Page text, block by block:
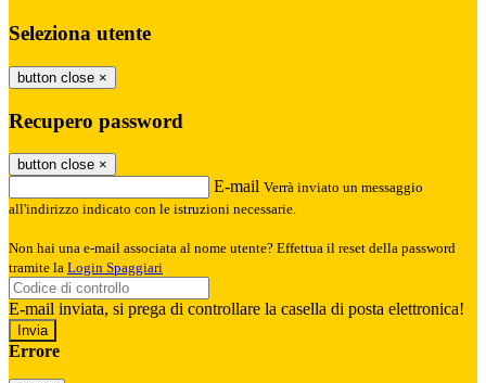
Seleziona utente
button close ×
Recupero password
button close ×
E-mail Verrà inviato un messaggio
all'indirizzo indicato con le istruzioni necessarie.
Non hai una e-mail associata al nome utente? Effettua il reset della password
tramite la Login Spaggiari
E-mail inviata, si prega di controllare la casella di posta elettronica!
Errore